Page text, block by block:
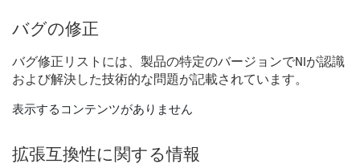
バグの修正
バグ修正 リスト には、 製品の特定のバージョンでNIが認識
および解決した技術的な問題が記載されてい ます。
表示するコンテンツがありません
拡張互換性に関する情報